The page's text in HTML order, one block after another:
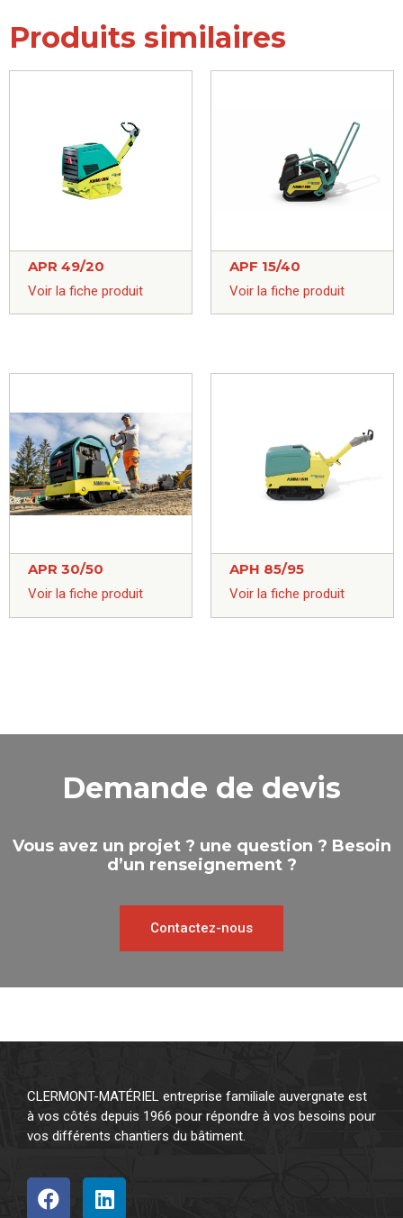
Produits similaires
APR 49/20
Voir la fiche produit
APF 15/40
Voir la fiche produit
APR 30/50
Voir la fiche produit
APH 85/95
Voir la fiche produit
Demande de devis
Vous avez un projet ? une question ? Besoin
d’un renseignement ?
Contactez-nous
CLERMONT-MATÉRIEL entreprise familiale auvergnate est
à vos côtés depuis 1966 pour répondre à vos besoins pour
vos différents chantiers du bâtiment.